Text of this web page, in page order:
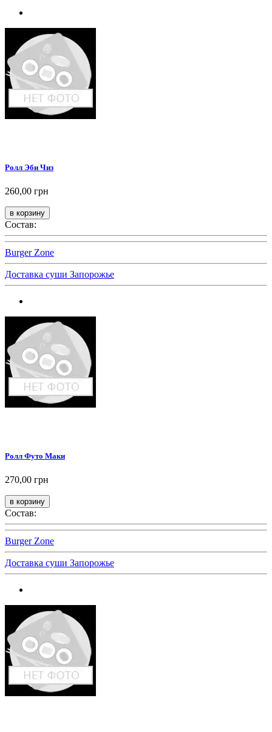
Ролл Эби Чиз
260,00 грн
Состав:
Burger Zone
Доставка суши Запорожье
Ролл Футо Маки
270,00 грн
Состав:
Burger Zone
Доставка суши Запорожье